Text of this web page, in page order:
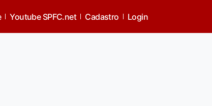
Youtube SPFC.net Cadastro Login